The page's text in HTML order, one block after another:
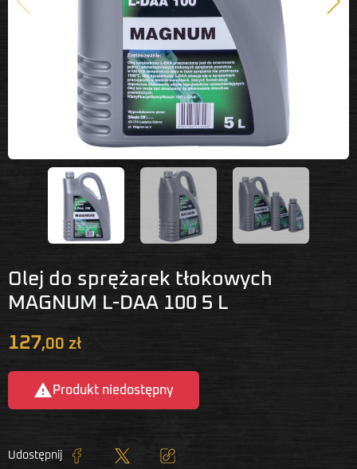
Poprzedni
Olej do sprężarek tłokowych
MAGNUM L-DAA 100 5 L
127,00 zł
 Produkt niedostępny
Udostępnij